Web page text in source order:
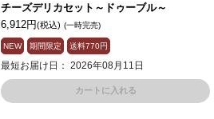
チーズデリカセット～ドゥーブル～
6,912円(税込) (一時完売)
NEW 期間限定 送料770円
最短お届け日： 2026年08月11日
カートに入れる